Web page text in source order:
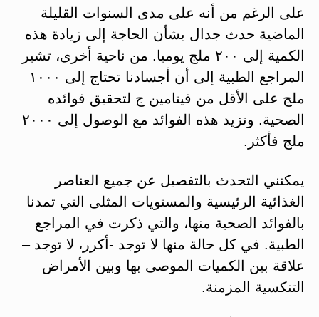
على الرغم من أنه على مدى السنوات القليلة
الماضية حدث جدال بشأن الحاجة إلى زيادة هذه
الكمية إلى ٢٠٠ ملج يوميا. من ناحية أخرى، تشير
المراجع الطبية إلى أن أجسادنا تحتاج إلى ١٠٠٠
ملج على الأقل من فيتامين ج لتحقيق فوائده
الصحية. وتزيد هذه الفوائد مع الوصول إلى ٢٠٠٠
ملج فأكثر.
يمكنني التحدث بالتفصيل عن جميع العناصر
الغذائية الرئيسية والمستويات المثلى التي تمدنا
بالفوائد الصحية منها، والتي ذكرت في المراجع
الطبية. في كل حالة منها لا توجد -أكرر، لا توجد –
علاقة بين الكميات الموصى بها وبين الأمراض
التنكسية المزمنة.